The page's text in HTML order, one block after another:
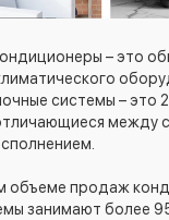
– это
системы – это
между
объеме продаж
занимают более